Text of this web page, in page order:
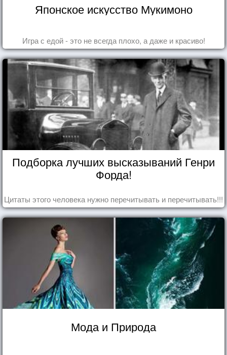
Японское искусство Мукимоно
Игра с едой - это не всегда плохо, а даже и красиво!
Подборка лучших высказываний Генри
Форда!
Цитаты этого человека нужно перечитывать и перечитывать!!!
Мода и Природа